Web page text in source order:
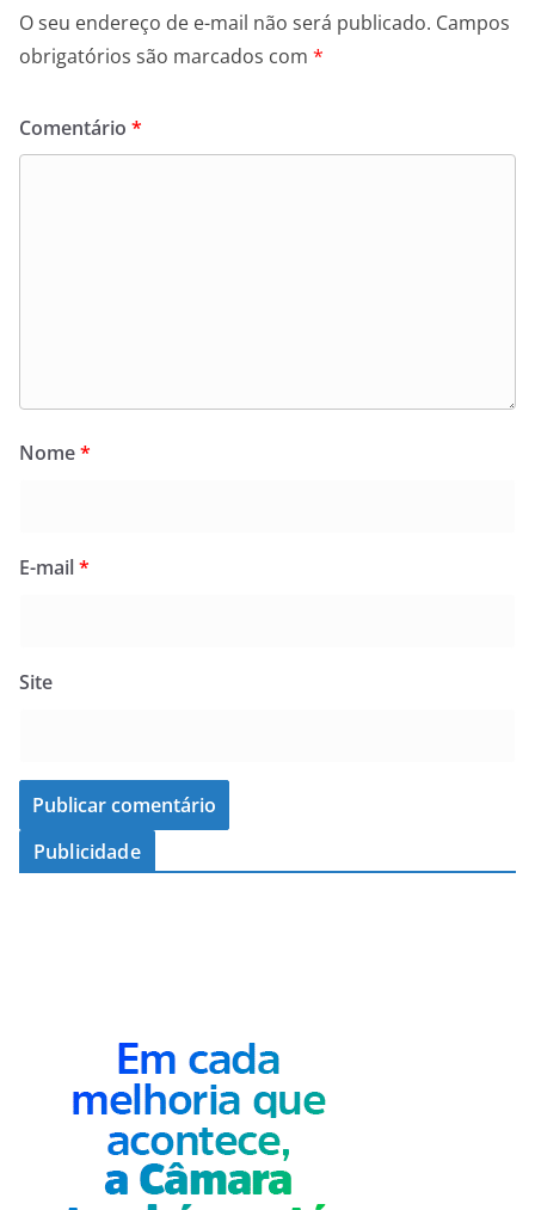
O seu endereço de e-mail não será publicado. Campos
obrigatórios são marcados com *
Comentário *
Nome*
E-mail*
Site
Publicidade